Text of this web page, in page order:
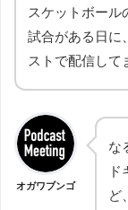
スケットボール
試合がある日に
ストで配信して
オガワブンゴ
な
ど